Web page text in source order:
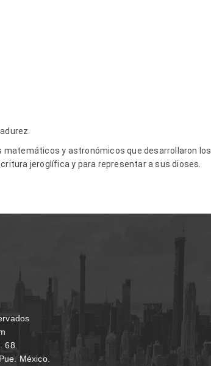
matemáticos y astronómicos que desarrollaron los
jeroglífica y para representar a sus dioses.
68
México.